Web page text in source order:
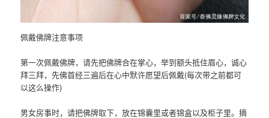
佩戴佛牌注意事项
第一次佩戴佛牌，请先把佛牌合在掌心，举到额头抵住眉心，诚心
拜三拜，先佛首经三遍后在心中默许愿望后佩戴(每次带之前都可
以这么操作)
男女房事时，请把佛牌取下，放在锦囊里或者锦盒以及柜子里。摘